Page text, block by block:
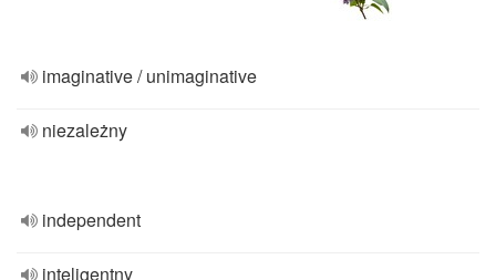
imaginative / unimaginative
niezależny
independent
inteligentny